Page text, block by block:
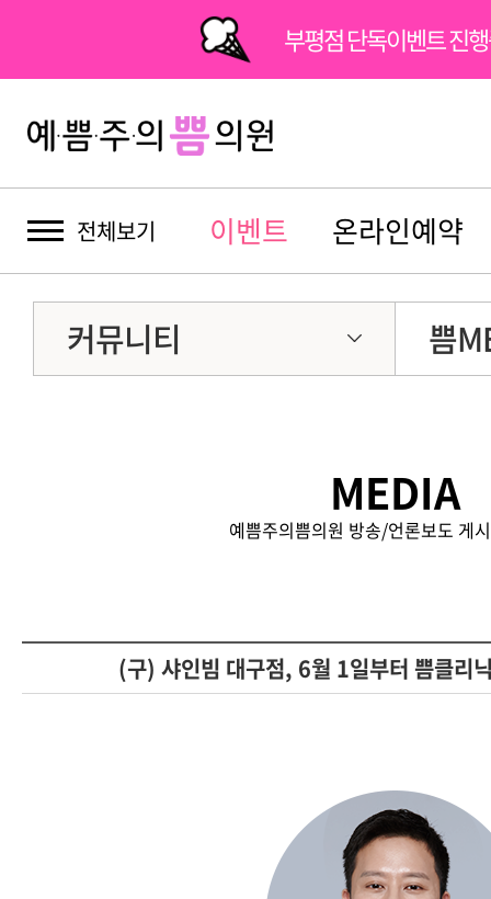
부평점 단독이벤트 진
부평점 단독이벤트 진
전체보기 이벤트 온라인예약
커뮤니티 쁨
MEDIA
예쁨주의쁨의원 방송/언론보도 게
(구) 샤인빔 대구점, 6월 1일부터 쁨클